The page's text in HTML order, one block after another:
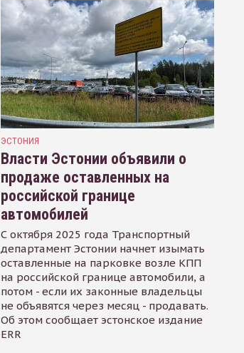
ЭСТОНИЯ
Власти Эстонии объявили о
продаже оставленных на
российской границе
автомобилей
С октября 2025 года Транспортный
департамент Эстонии начнет изымать
оставленные на парковке возле КПП
на российской границе автомобили, а
потом - если их законные владельцы
не объявятся через месяц - продавать.
Об этом сообщает эстонское издание
ERR